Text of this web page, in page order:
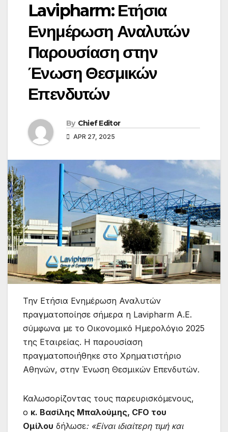
Lavipharm: Ετήσια
Ενημέρωση Αναλυτών
Παρουσίαση στην
Ένωση Θεσμικών
Επενδυτών
By Chief Editor
APR 27, 2025
Την Ετήσια Ενημέρωση Αναλυτών
πραγματοποίησε σήμερα η Lavipharm A.E.
σύμφωνα με το Οικονομικό Ημερολόγιο 2025
της Εταιρείας. Η παρουσίαση
πραγματοποιήθηκε στο Χρηματιστήριο
Αθηνών, στην Ένωση Θεσμικών Επενδυτών.
Καλωσορίζοντας τους παρευρισκόμενους,
ο κ. Βασίλης Μπαλούμης, CFO του
Ομίλου δήλωσε: «Είναι ιδιαίτερη τιμή και